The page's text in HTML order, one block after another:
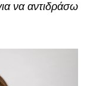
να αντιδράσω